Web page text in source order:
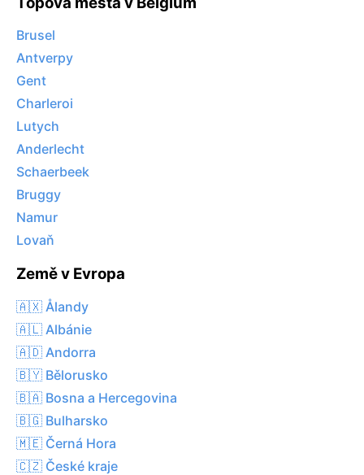
Brusel
Antverpy
Gent
Charleroi
Lutych
Anderlecht
Schaerbeek
Bruggy
Namur
Lovaň
Země v Evropa
🇦🇽 Ålandy
🇦🇱 Albánie
🇦🇩 Andorra
🇧🇾 Bělorusko
🇧🇦 Bosna a Hercegovina
🇧🇬 Bulharsko
🇲🇪 Černá Hora
🇨🇿 České kraje